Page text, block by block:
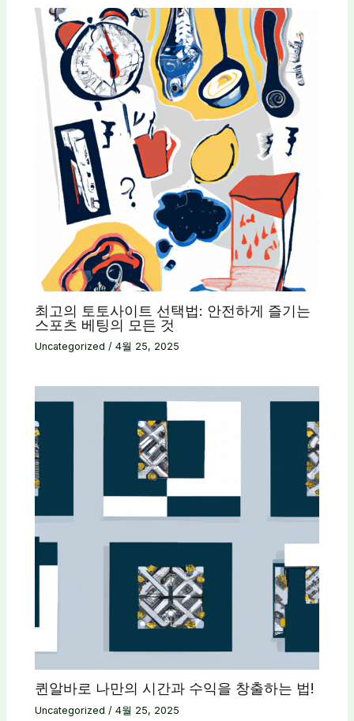
최고의 토토사이트 선택법: 안전하게 즐기는
스포츠 베팅의 모든 것
Uncategorized /4월 25, 2025
퀸알바로 나만의 시간과 수익을 창출하는 법!
Uncategorized /4월 25, 2025